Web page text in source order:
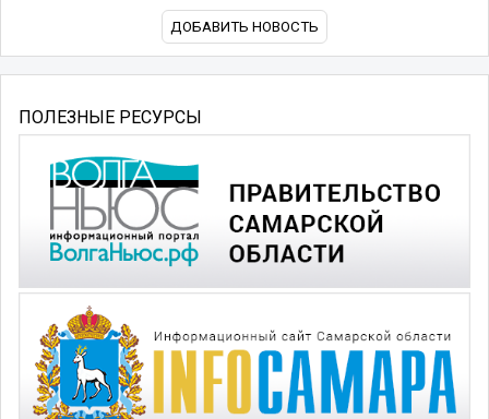
ДОБАВИТЬ НОВОСТЬ
ПОЛЕЗНЫЕ РЕСУРСЫ